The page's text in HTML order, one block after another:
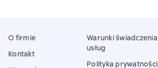
O firmie
Kontakt
Warunki świadczenia
usług
Polityka prywatności